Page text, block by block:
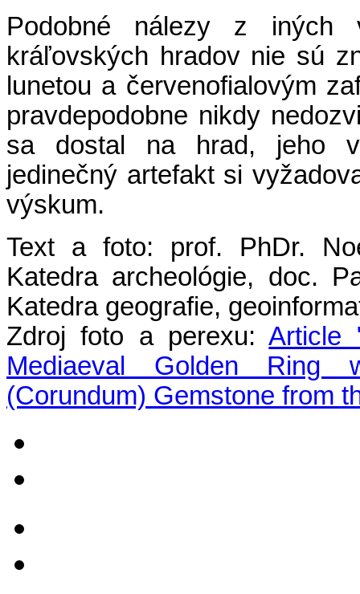
Podobné nálezy z iných
kráľovských hradov nie sú
lunetou a červenofialovým
pravdepodobne nikdy
sa dostal na hrad, jeho
jedinečný artefakt si
výskum.
Text a foto: prof. PhDr.
Katedra archeológie, doc.
Katedra geografie,
Zdroj foto a perexu:Article
Mediaeval Golden Ring
(Corundum) Gemstone from